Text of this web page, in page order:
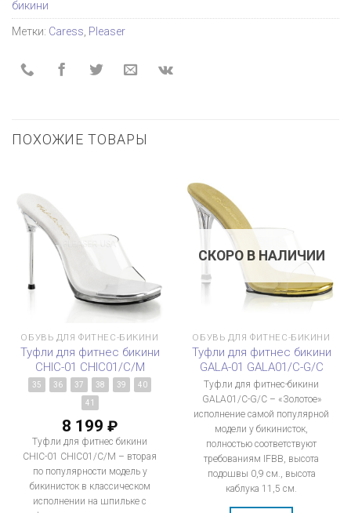
бикини
Метки: Caress, Pleaser
ПОХОЖИЕ ТОВАРЫ
ОБУВЬ ДЛЯ ФИТНЕС-БИКИНИ
Туфли для фитнес бикини
CHIC-01 CHIC01/C/M
35 36 37 38 39 40
41
8 199 ₽
Туфли для фитнес бикини
CHIC-01 CHIC01/C/M – вторая
по популярности модель у
бикинисток в классическом
исполнении на шпильке с
СКОРО В НАЛИЧИИ
ОБУВЬ ДЛЯ ФИТНЕС-БИКИНИ
Туфли для фитнес бикини
GALA-01 GALA01/C-G/C
Туфли для фитнес-бикини
GALA01/C-G/C – «Золотое»
исполнение самой популярной
модели у бикинисток,
полностью соответствуют
требованиям IFBB, высота
подошвы 0,9 см., высота
каблука 11,5 см.